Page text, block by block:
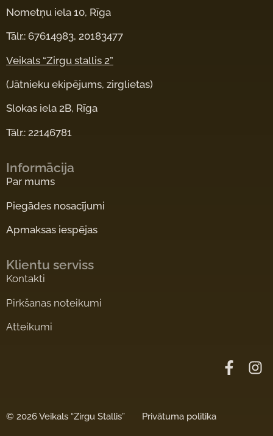
Nometņu iela 10, Rīga
Tālr.: 67614983, 20183477
Veikals “Zirgu stallis 2”
(Jātnieku ekipējums, zirglietas)
Slokas iela 2B, Rīga
Tālr.: 22146781
Informācija
Par mums
Piegādes nosacījumi
Apmaksas iespējas
Klientu serviss
Kontakti
Pirkšanas noteikumi
Atteikumi
© 2026 Veikals “Zirgu Stallis” Privātuma politika